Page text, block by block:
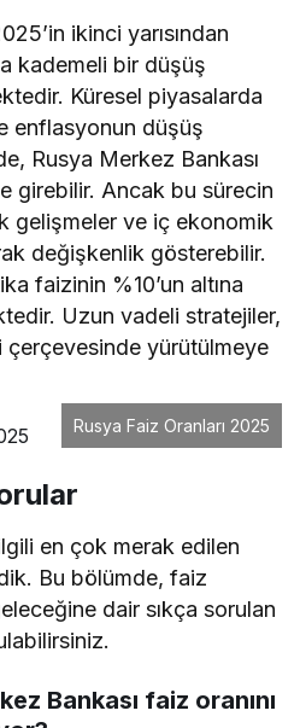
ikinci yarısından
kademeli bir düşüş
Küresel piyasalarda
enflasyonun düşüş
Rusya Merkez Bankası
girebilir. Ancak bu sürecin
gelişmeler ve iç ekonomik
değişkenlik gösterebilir.
faizinin %10’un altına
Uzun vadeli stratejiler,
yürütülmeye
Rusya Faiz Oranları 2025
en çok merak edilen
Bu bölümde, faiz
dair sıkça sorulan
Bankası faiz oranını